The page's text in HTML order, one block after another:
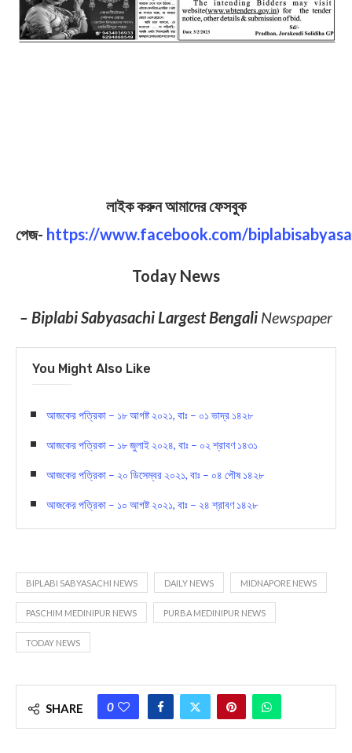
লাইক করুন আমাদের ফেসবুক
পেজ-https://www.facebook.com/
Today News
– Biplabi Sabyasachi Largest BengaliNewspaper
আজকের পত্রিকা – ১৮ আগষ্ট ২০২১, বাঃ – ০১ ভাদ্র ১৪২৮